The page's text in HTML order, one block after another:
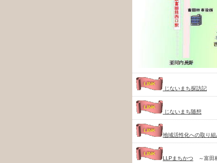
じないまち探訪記
じないまち随想
地域活性化への取り組
LLPまちかつ ～富田